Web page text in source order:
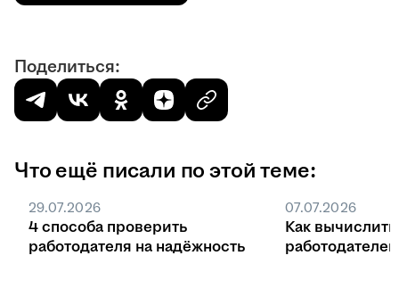
Поделиться:
Что ещё писали по этой теме:
29.07.2026
4 способа проверить
работодателя на надёжность
07.07.2026
Как вычислить